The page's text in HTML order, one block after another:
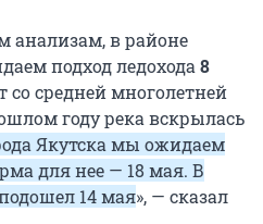
анализам, в районе
подход ледохода 8
со средней многолетней
году река вскрылась
Якутска мы ожидаем
для нее — 18 мая. В
14 мая», — сказал